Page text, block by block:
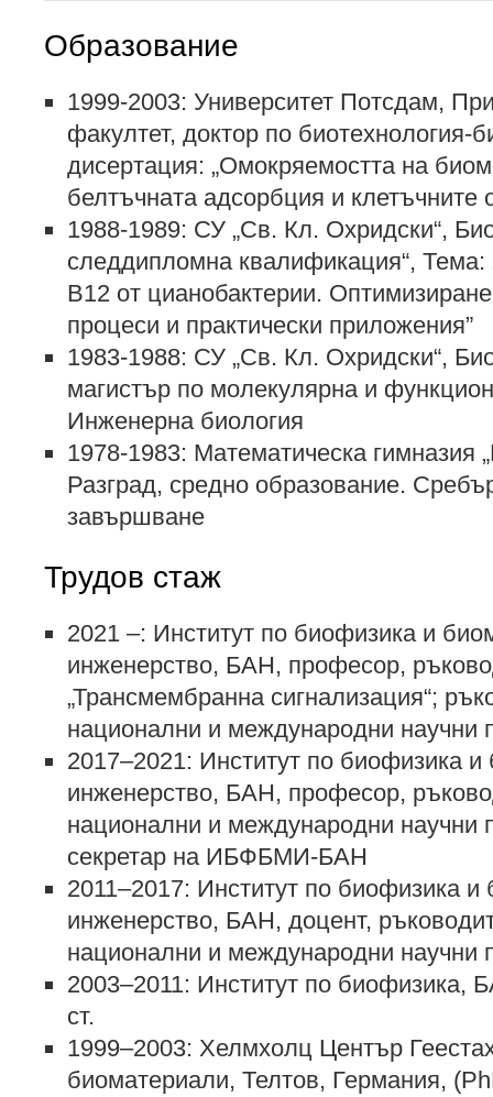
Образование
1999-2003: Университет Потсдам,
факултет, доктор по биотехнология-
дисертация: „Омокряемостта на
белтъчната адсорбция и клетъчните
1988-1989: СУ „Св. Кл. Охридски“,
следдипломна квалификация“, Тема:
В12 от цианобактерии.
процеси и практически приложения”
1983-1988: СУ „Св. Кл. Охридски“,
магистър по молекулярна и
Инженерна биология
1978-1983: Математическа гимназия
Разград, средно образование.
завършване
Трудов стаж
2021 –: Институт по биофизика и
инженерство, БАН, професор,
„Трансмембранна сигнализация“;
национални и международни научни
2017–2021: Институт по биофизика
инженерство, БАН, професор,
национални и международни научни
секретар на ИБФБМИ-БАН
2011–2017: Институт по биофизика и
инженерство, БАН, доцент,
национални и международни научни
2003–2011: Институт по биофизика,
ст.
1999–2003: Хелмхолц Център
биоматериали, Телтов, Германия,